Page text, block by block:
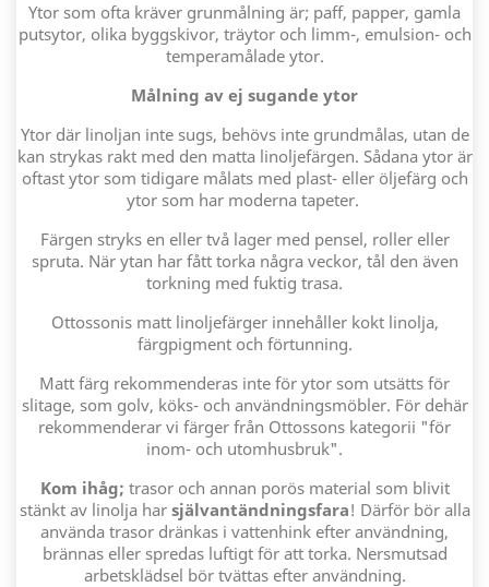
Ytor som ofta kräver grunmålning är; paff, papper, gamla
putsytor, olika byggskivor, träytor och limm-, emulsion- och
temperamålade ytor.
Målning av ej sugande ytor
Ytor där linoljan inte sugs, behövs inte grundmålas, utan de
kan strykas rakt med den matta linoljefärgen. Sådana ytor är
oftast ytor som tidigare målats med plast- eller öljefärg och
ytor som har moderna tapeter.
Färgen stryks en eller två lager med pensel, roller eller
spruta. När ytan har fått torka några veckor, tål den även
torkning med fuktig trasa.
Ottossonis matt linoljefärger innehåller kokt linolja,
färgpigment och förtunning.
Matt färg rekommenderas inte för ytor som utsätts för
slitage, som golv, köks- och användningsmöbler. För dehär
rekommenderar vi färger från Ottossons kategorii "för
inom- och utomhusbruk".
Kom ihåg; trasor och annan porös material som blivit
stänkt av linolja har självantändningsfara! Därför bör alla
använda trasor dränkas i vattenhink efter användning,
brännas eller spredas luftigt för att torka. Nersmutsad
arbetsklädsel bör tvättas efter användning.